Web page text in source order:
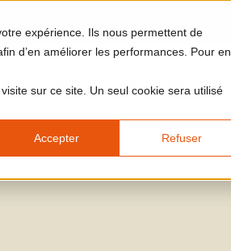
expérience. Ils nous permettent de
d’en améliorer les performances. Pour en
sur ce site. Un seul cookie sera utilisé
Accepter Refuser